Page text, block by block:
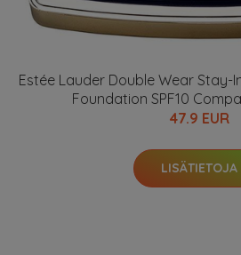
Estée Lauder Double Wear Stay-
Foundation SPF10
47.9 EUR
LISÄTIETOJA